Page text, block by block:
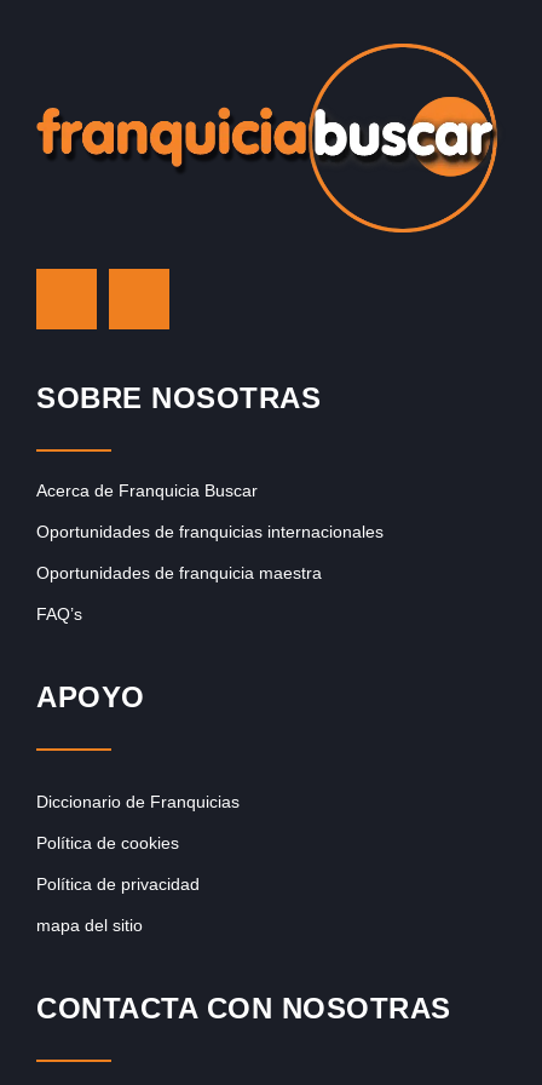
SOBRE NOSOTRAS
Acerca de Franquicia Buscar
Oportunidades de franquicias internacionales
Oportunidades de franquicia maestra
FAQ’s
APOYO
Diccionario de Franquicias
Política de cookies
Política de privacidad
mapa del sitio
CONTACTA CON NOSOTRAS